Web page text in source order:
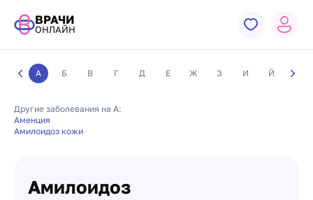
ВРАЧИ
ОНЛАЙН
А Б В Г Д Е Ж З И Й К
Другие заболевания на А:
Аменция
Амилоидоз кожи
Амилоидоз